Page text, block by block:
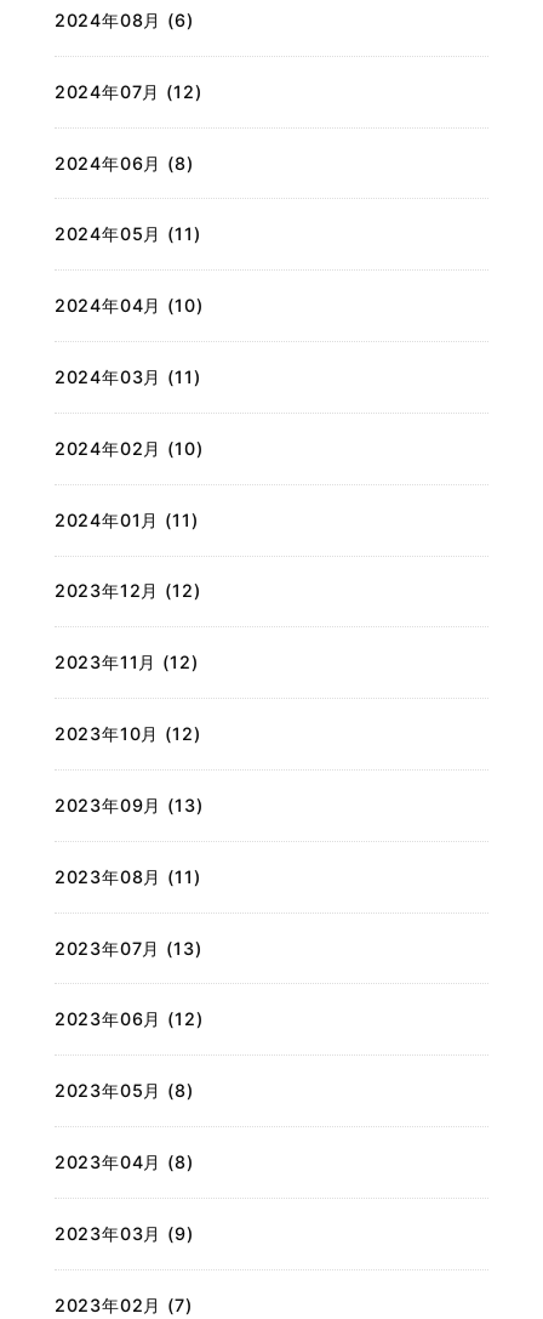
2024年08月 (6)
2024年07月 (12)
2024年06月 (8)
2024年05月 (11)
2024年04月 (10)
2024年03月 (11)
2024年02月 (10)
2024年01月 (11)
2023年12月 (12)
2023年11月 (12)
2023年10月 (12)
2023年09月 (13)
2023年08月 (11)
2023年07月 (13)
2023年06月 (12)
2023年05月 (8)
2023年04月 (8)
2023年03月 (9)
2023年02月 (7)